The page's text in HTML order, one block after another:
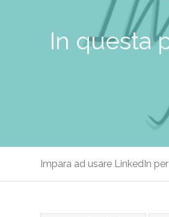
In questa
Impara ad usare LinkedIn